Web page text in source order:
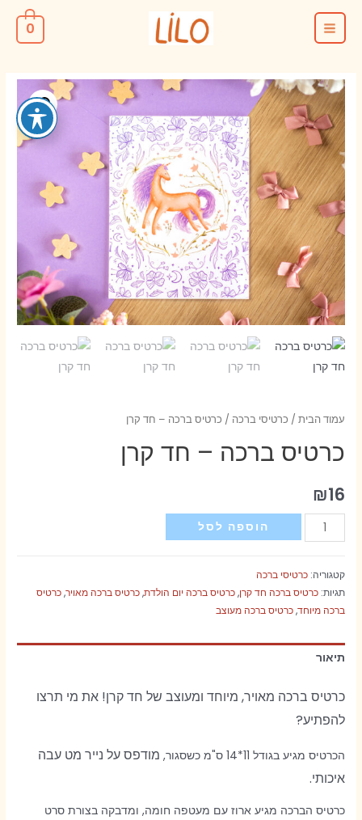
דילוג
MAIN
0
עמוד הבית / כרטיסי ברכה / כרטיס ברכה – חד קרן
כרטיס ברכה – חד קרן
₪16
כמות
של
ברכה
קרן
הוספה לסל
קטגוריה:כרטיסי ברכה
תגיות:כרטיס ברכה חד קרן,כרטיס ברכה יום הולדת,כרטיס ברכה מאויר,כרטיס
ברכה מיוחד,כרטיס ברכה מעוצב
תיאור
כרטיס ברכה מאויר, מיוחד ומעוצב של חד קרן!את מי תרצו
להפתיע?
הכרטיס מגיע בגודל 11*14 ס"מ כשסגור,
מודפס על נייר מט עבה
איכותי.
כרטיס הברכה מגיע ארוז עם מעטפה חומה, ומדבקה בצורת סרט